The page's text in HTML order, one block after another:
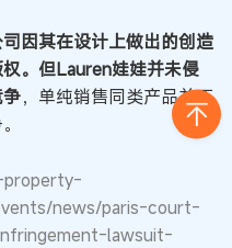
因其在设计上做出的创造
。但Lauren娃娃并未侵
，单纯销售同类产品并不
property-
news/paris-court-
lawsuit-